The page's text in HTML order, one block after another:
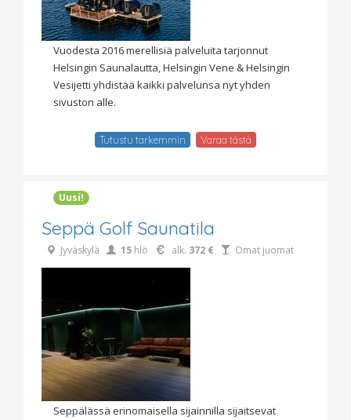
Vuodesta 2016 merellisiä palveluita tarjonnut
Helsingin Saunalautta, Helsingin Vene & Helsingin
Vesijetti yhdistää kaikki palvelunsa nyt yhden
sivuston alle.
Tutustu tarkemmin Varaa tästä
Uusi!
Seppä Golf Saunatila
Jyväskylä 15 hlö alk. 372 € Omat juomat
Seppälässä erinomaisella sijainnilla sijaitsevat